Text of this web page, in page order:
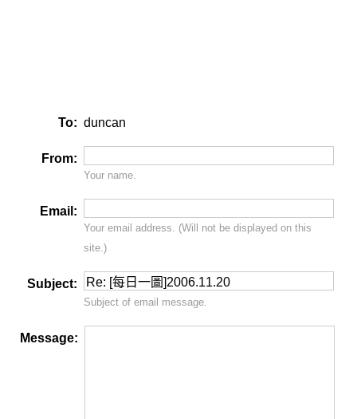
To: duncan
From:
Your name.
Email:
Your email address. (Will notbe displayed on this
site.)
Subject:
Subject of email message.
Message: